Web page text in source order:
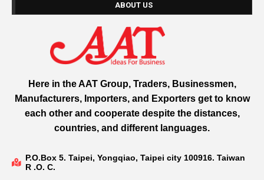
ABOUT US
Here in the AAT Group, Traders, Businessmen,
Manufacturers, Importers, and Exporters get to know
each other and cooperate despite the distances,
countries, and different languages.
P.O.Box 5. Taipei, Yongqiao, Taipei city 100916. Taiwan
R .O. C.